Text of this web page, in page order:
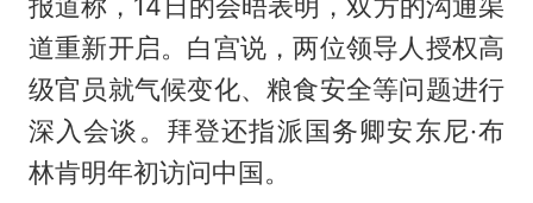
道重新开启。白宫说，两位领导人授权高
级官员就气候变化、粮食安全等问题进行
深入会谈。拜登还指派国务卿安东尼·布
林肯明年初访问中国。